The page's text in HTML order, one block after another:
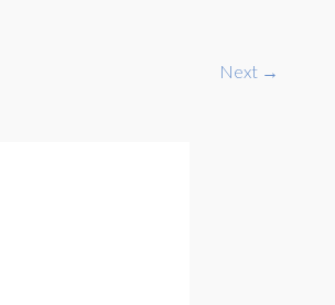
Next →